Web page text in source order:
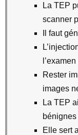
La TEP
scanner
Il faut
Rester
images
La TEP
Elle sert